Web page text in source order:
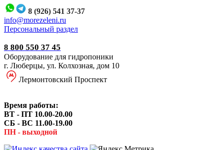
8 (926) 541 37-37
info@morezeleni.ru
Персональный раздел
8 800 550 37 45
Оборудование для гидропоники
г. Люберцы, ул. Колхозная, дом 10
Лермонтовский Проспект
Время работы:
ВТ - ПТ 10.00-20.00
СБ - ВС 11.00-19.00
ПН - выходной